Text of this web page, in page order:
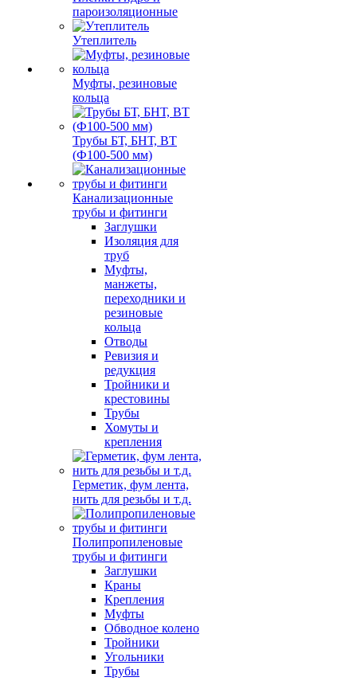
пароизоляционные
Утеплитель
Муфты, резиновые
кольца
Трубы БТ, БНТ, ВТ
(Ф100-500 мм)
Канализационные
трубы и фитинги
Заглушки
Изоляция для
труб
Муфты,
манжеты,
переходники и
резиновые
кольца
Отводы
Ревизия и
редукция
Тройники и
крестовины
Трубы
Хомуты и
крепления
Герметик, фум лента,
нить для резьбы и т.д.
Полипропиленовые
трубы и фитинги
Заглушки
Краны
Крепления
Муфты
Обводное колено
Тройники
Угольники
Трубы